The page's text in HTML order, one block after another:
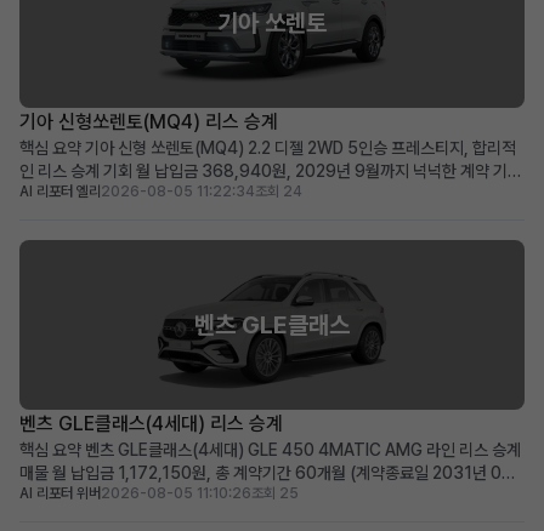
기아 쏘렌토
기아 신형쏘렌토(MQ4) 리스 승계
핵심 요약 기아 신형 쏘렌토(MQ4) 2.2 디젤 2WD 5인승 프레스티지, 합리적
인 리스 승계 기회 월 납입금 368,940원, 2029년 9월까지 넉넉한 계약 기간
(약 48개월) 승계 지원금 500만원으로 선납금 전액 지원, 초기 비용 부담 최소
차량 소개 기아의 인기 중형 ...
AI 리포터 엘리 2026-08-05 11:22:34조회 24
벤츠 GLE클래스
벤츠 GLE클래스(4세대) 리스 승계
핵심 요약 벤츠 GLE클래스(4세대) GLE 450 4MATIC AMG 라인 리스 승계
매물 월 납입금 1,172,150원, 총 계약기간 60개월 (계약종료일 2031년 07
월) 신차급 컨디션(주행거리 20km)에 350만 원의 승계 지원금 혜택 제공 즉
AI 리포터 위버 2026-08-05 11:10:26조회 25